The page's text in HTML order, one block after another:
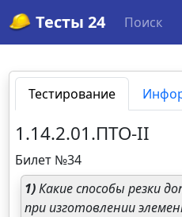
Тесты 24 Поиск
Тестирование
1.14.2.01.ПТО-II
Билет №34
1)Какие способы резки
при изготовлении